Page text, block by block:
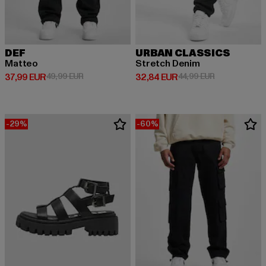
DEF
Matteo
37,99 EUR
Derzeitiger Preis: 37,99 EUR
49,99 EURAktionspreis: 49,99 EUR
URBAN CLASSICS
Stretch Denim
32,84 EUR
Derzeitiger Preis: 32,84 EUR
44,99 EURAktionspreis:
-29% -60%